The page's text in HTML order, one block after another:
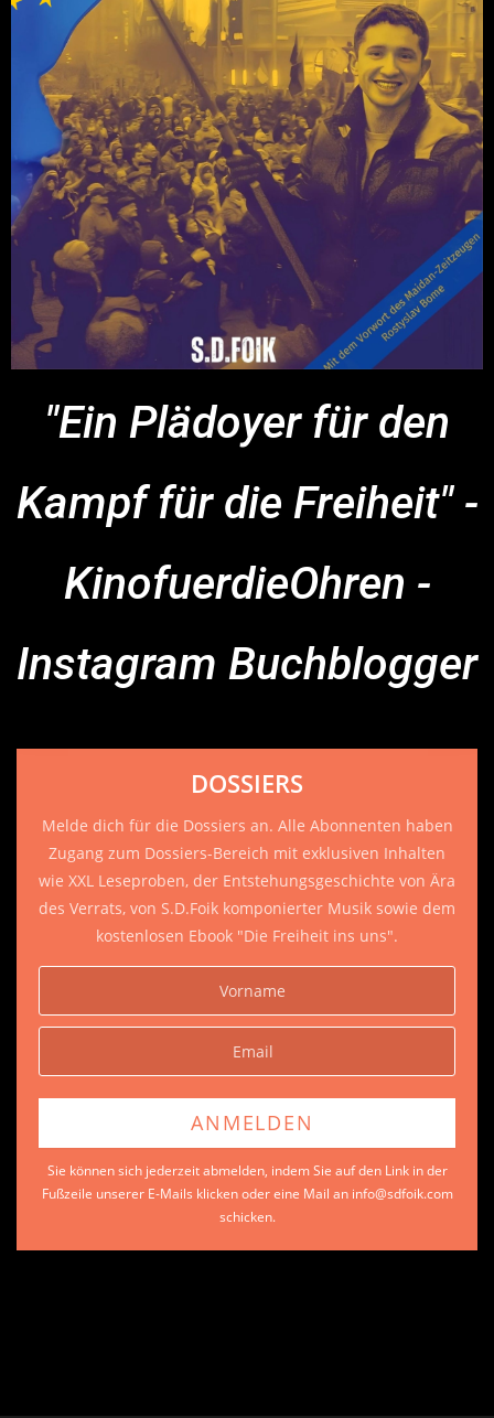
"Ein Plädoyer für den
Kampf für die Freiheit" -
KinofuerdieOhren -
Instagram Buchblogger
DOSSIERS
Melde dich für die Dossiers an. Alle Abonnenten haben
Zugang zum Dossiers-Bereich mit exklusiven Inhalten
wie XXL Leseproben, der Entstehungsgeschichte von Ära
des Verrats, von S.D.Foik komponierter Musik sowie dem
kostenlosen Ebook "Die Freiheit ins uns".
Sie können sich jederzeit abmelden, indem Sie auf den Link in der
Fußzeile unserer E-Mails klicken oder eine Mail an info@sdfoik.com
schicken.